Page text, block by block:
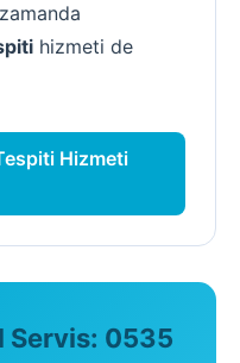
hizmeti de
Hizmeti
Servis: 0535